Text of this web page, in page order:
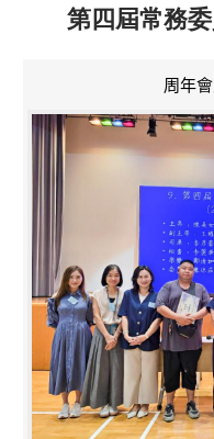
第四屆常務
周年